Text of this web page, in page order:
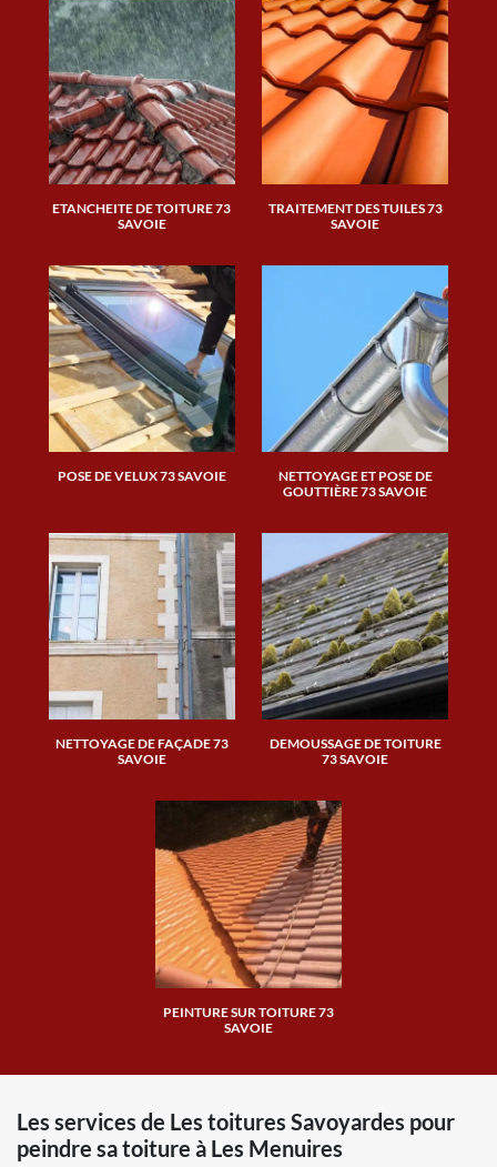
ETANCHEITE DE TOITURE 73
SAVOIE
TRAITEMENT DES TUILES 73
SAVOIE
POSE DE VELUX 73 SAVOIE
NETTOYAGE ET POSE DE
GOUTTIÈRE 73 SAVOIE
NETTOYAGE DE FAÇADE 73
SAVOIE
DEMOUSSAGE DE TOITURE
73 SAVOIE
PEINTURE SUR TOITURE 73
SAVOIE
Les services de Les toitures Savoyardes pour
peindre sa toiture à Les Menuires